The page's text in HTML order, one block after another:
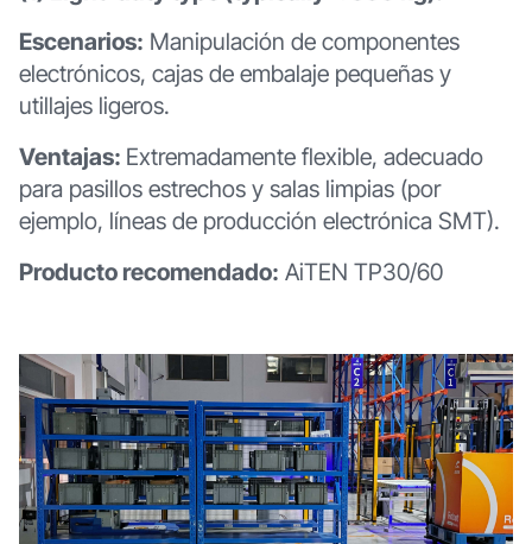
Escenarios: Manipulación de componentes
electrónicos, cajas de embalaje pequeñas y
utillajes ligeros.
Ventajas: Extremadamente flexible, adecuado
para pasillos estrechos y salas limpias (por
ejemplo, líneas de producción electrónica SMT).
Producto recomendado: AiTEN TP30/60